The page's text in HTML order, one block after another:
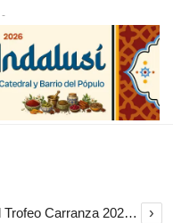
1 – 3 | La UD Las Palmas gana el Trofeo Carranza 2026 tras imponerse al Cádiz CF ›